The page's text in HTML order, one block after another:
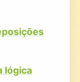
lógica